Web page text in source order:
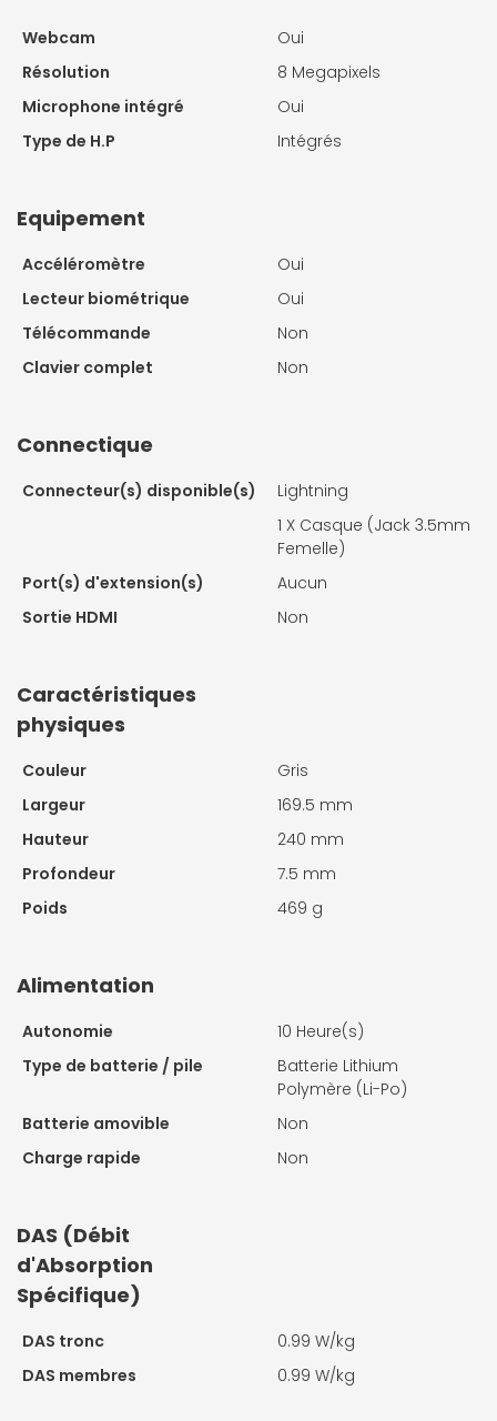
Webcam
Oui
Résolution
8 Megapixels
Microphone intégré
Oui
Type de H.P
Intégrés
Equipement
Accéléromètre
Oui
Lecteur biométrique
Oui
Télécommande
Non
Clavier complet
Non
Connectique
Connecteur(s) disponible(s)
Lightning
1 X Casque (Jack 3.5mm
Femelle)
Port(s) d'extension(s)
Aucun
Sortie HDMI
Non
Caractéristiques
physiques
Couleur
Gris
Largeur
169.5 mm
Hauteur
240 mm
Profondeur
7.5 mm
Poids
469 g
Alimentation
Autonomie
10 Heure(s)
Type de batterie / pile
Batterie Lithium
Polymère (Li-Po)
Batterie amovible
Non
Charge rapide
Non
DAS (Débit
d'Absorption
Spécifique)
DAS tronc
0.99 W/kg
DAS membres
0.99 W/kg